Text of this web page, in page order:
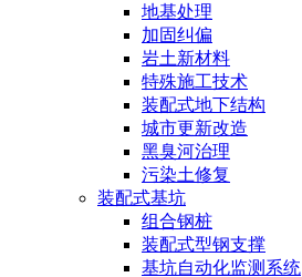
地基处理
加固纠偏
岩土新材料
特殊施工技术
装配式地下结构
城市更新改造
黑臭河治理
污染土修复
装配式基坑
组合钢桩
装配式型钢支撑
基坑自动化监测系统